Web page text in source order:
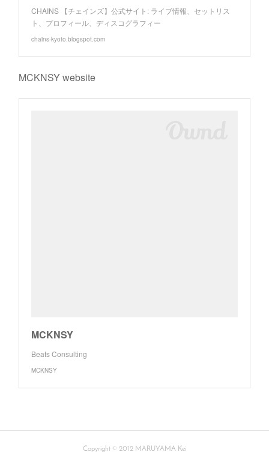
CHAINS 【チェインズ】公式サイト: ライブ情報、セットリス
ト、プロフィール、ディスコグラフィー
chains-kyoto.blogspot.com
MCKNSY website
MCKNSY
Beats Consulting
MCKNSY
Copyright © 2012 MARUYAMA Kei